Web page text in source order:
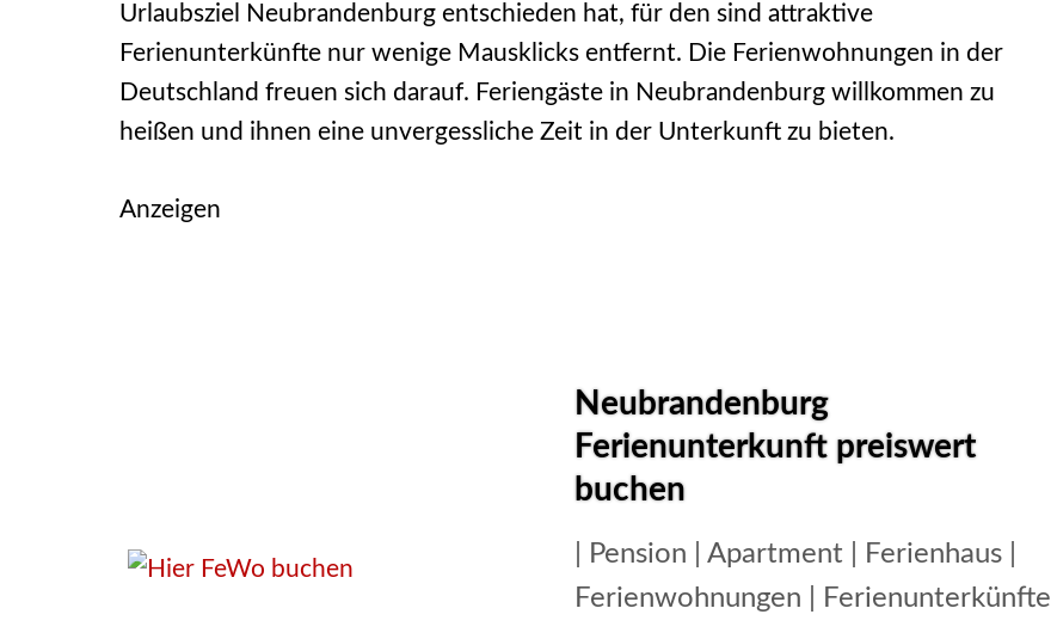
Urlaubsziel Neubrandenburg entschieden hat, für den sind attraktive
Ferienunterkünfte nur wenige Mausklicks entfernt. Die Ferienwohnungen in der
Deutschland freuen sich darauf. Feriengäste in Neubrandenburg willkommen zu
heißen und ihnen eine unvergessliche Zeit in der Unterkunft zu bieten.
Anzeigen
Neubrandenburg
Ferienunterkunft preiswert
buchen
| Pension | Apartment | Ferienhaus |
Ferienwohnungen | Ferienunterkünfte